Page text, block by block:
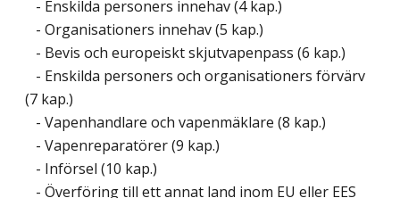
- Enskilda personers innehav (4 kap.)
- Organisationers innehav (5 kap.)
- Bevis och europeiskt skjutvapenpass (6 kap.)
- Enskilda personers och organisationers förvärv
(7 kap.)
- Vapenhandlare och vapenmäklare (8 kap.)
- Vapenreparatörer (9 kap.)
- Införsel (10 kap.)
- Överföring till ett annat land inom EU eller EES